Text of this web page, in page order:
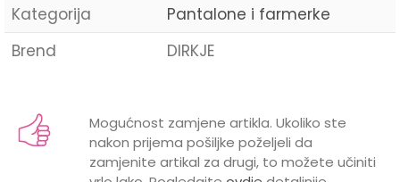
Kategorija
Pantalone i farmerke
Brend
DIRKJE
Email
Mogućnost zamjene artikla. Ukoliko ste
nakon prijema pošiljke poželjeli da
zamjenite artikal za drugi, to možete učiniti